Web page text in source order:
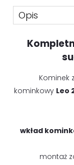
Opis
Kominek
kominkowy Leo
wkład
montaż